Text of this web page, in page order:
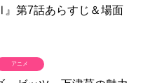
』第7話あらすじ＆場面
アニメ